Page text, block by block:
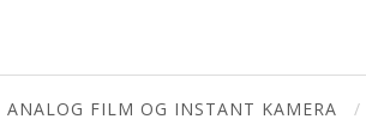
ANALOG FILM OG INSTANT KAMERA